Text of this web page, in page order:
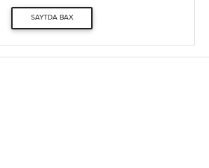
SAYTDA BAX